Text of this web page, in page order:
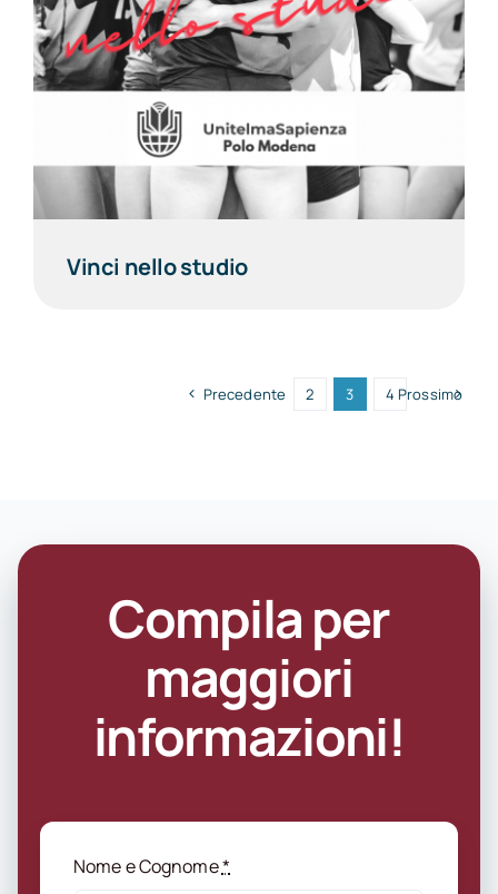
Vinci nello studio
Precedente 2 3 4 Prossimo
Compila per
maggiori
informazioni!
Nome e Cognome*